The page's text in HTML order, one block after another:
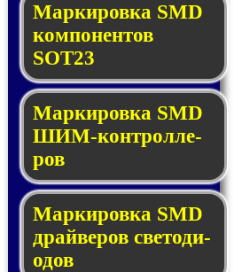
Маркировка SMD
ком­по­нен­тов
SOT23
Маркировка SMD
ШИМ-кон­трол­ле­
ров
Маркировка SMD
драй­ве­ров све­то­ди­
о­дов